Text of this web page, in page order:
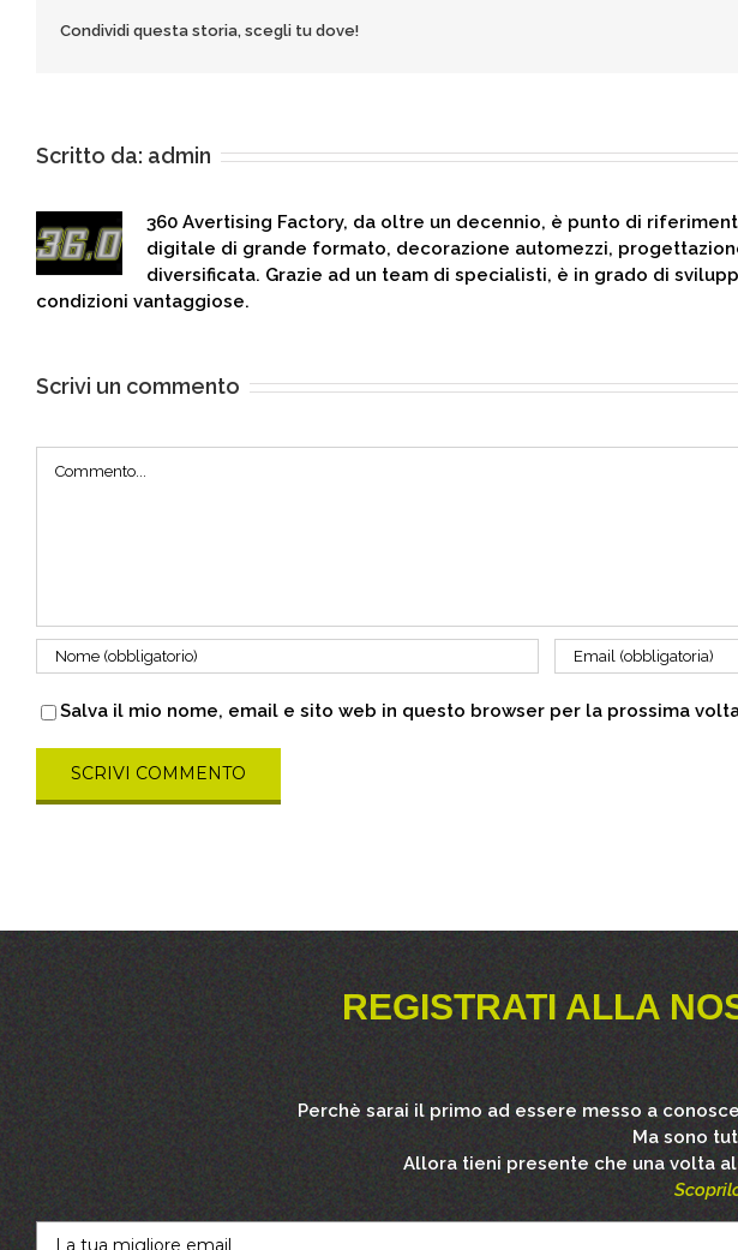
Condividi questa storia, scegli tu dove!
Scritto da: admin
360 Avertising Factory, da oltre un decennio, è punto di
digitale di grande formato, decorazione automezzi,
diversificata. Grazie ad un team di specialisti, è in grado di
condizioni vantaggiose.
Scrivi un commento
Salva il mio nome, email e sito web in questo browser per la prossima
REGISTRATI ALLA
Perchè sarai il primo ad essere messo a
Ma sono
Allora tieni presente che una volta